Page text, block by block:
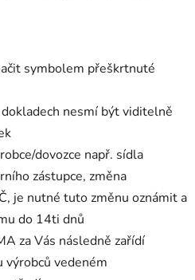
symbolem přeškrtnuté
nesmí být viditelně
dovozce např. sídla
zástupce, změna
je nutné tuto změnu oznámit a
do 14ti dnů
za Vás následně zařídí
výrobců vedeném